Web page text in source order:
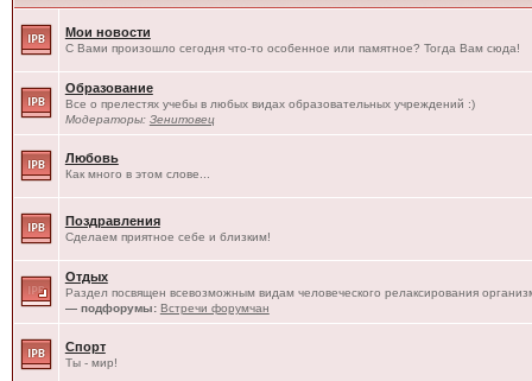
Мои новости
С Вами произошло сегодня что-то особенное или памятное? Тогда Вам сюда!
Образование
Все о прелестях учебы в любых видах образовательных учреждений :)
Модераторы: Зенитовец
Любовь
Как много в этом слове...
Поздравления
Сделаем приятное себе и близким!
Отдых
Раздел посвящен всевозможным видам человеческого релаксирования
— подфорумы: Встречи форумчан
Спорт
Ты - мир!